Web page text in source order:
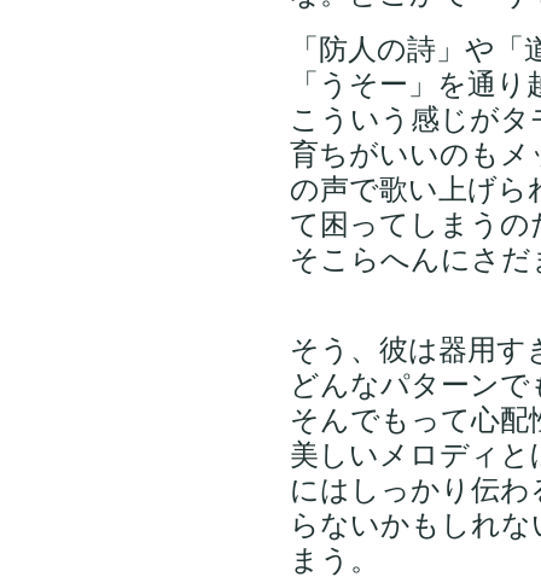
「防人の詩」や
「うそー」を通
こういう感じが
育ちがいいのもメ
の声で歌い上げら
て困ってしまうの
そこらへんにさ
そう、彼は器用す
どんなパターン
そんでもって心配
美しいメロディ
にはしっかり伝わ
らないかもしれ
まう。